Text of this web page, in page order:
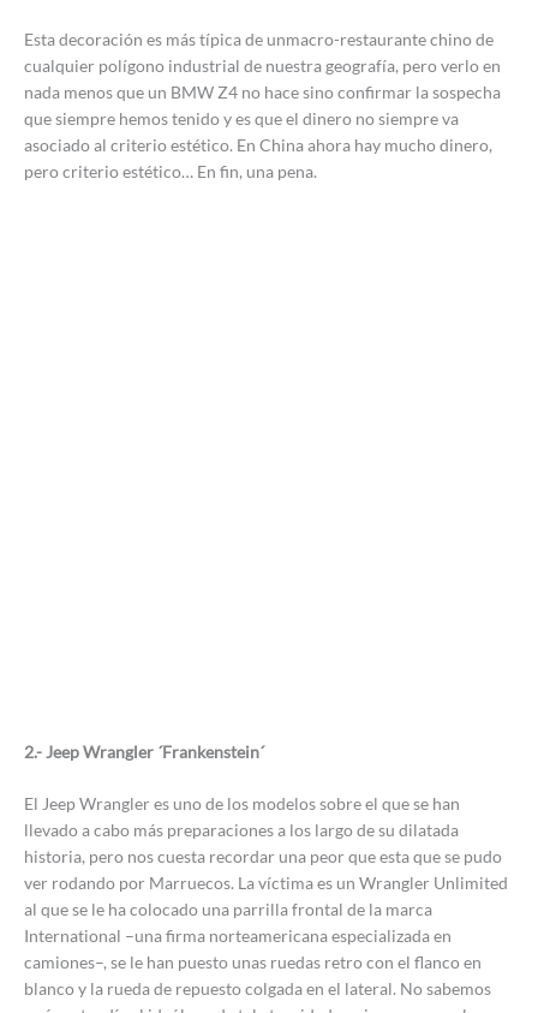
Esta decoración es más típica de unmacro-restaurante chino de
cualquier polígono industrial de nuestra geografía, pero verlo en
nada menos que un BMW Z4 no hace sino confirmar la sospecha
que siempre hemos tenido y es que el dinero no siempre va
asociado al criterio estético. En China ahora hay mucho dinero,
pero criterio estético… En fin, una pena.
2.- Jeep Wrangler ´Frankenstein´
El Jeep Wrangler es uno de los modelos sobre el que se han
llevado a cabo más preparaciones a los largo de su dilatada
historia, pero nos cuesta recordar una peor que esta que se pudo
ver rodando por Marruecos. La víctima es un Wrangler Unlimited
al que se le ha colocado una parrilla frontal de la marca
International –una firma norteamericana especializada en
camiones–, se le han puesto unas ruedas retro con el flanco en
blanco y la rueda de repuesto colgada en el lateral. No sabemos